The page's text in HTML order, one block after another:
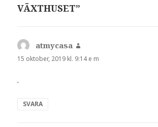
VÄXTHUSET”
atmycasa
15 oktober, 2019 kl. 9:14 e m
.
SVARA